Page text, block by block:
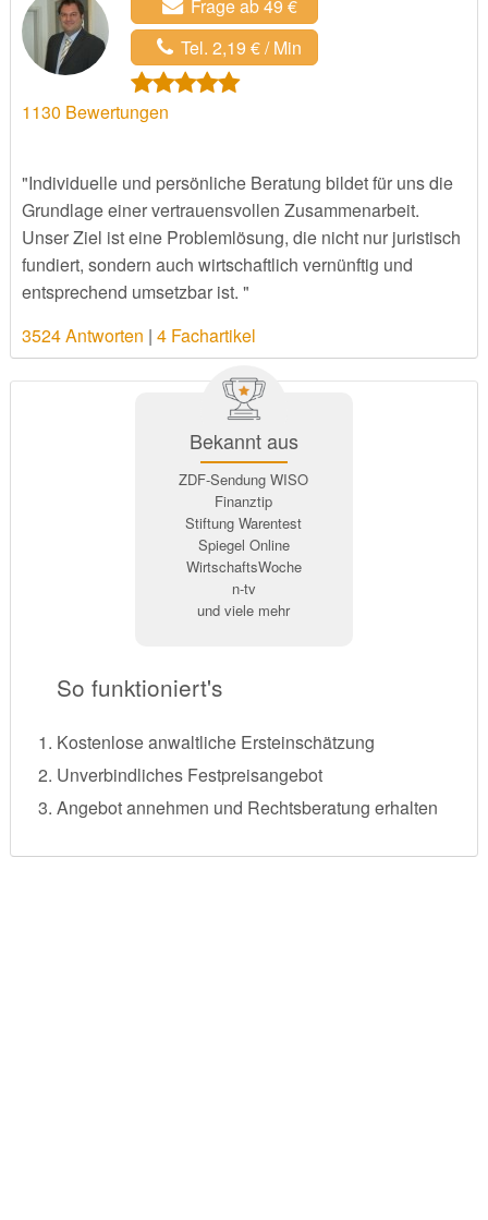
Frage ab 49 €
Tel. 2,19 € / Min
1130 Bewertungen
"Individuelle und persönliche Beratung bildet für uns die
Grundlage einer vertrauensvollen Zusammenarbeit.
Unser Ziel ist eine Problemlösung, die nicht nur juristisch
fundiert, sondern auch wirtschaftlich vernünftig und
entsprechend umsetzbar ist. "
3524 Antworten | 4 Fachartikel
Bekannt aus
ZDF-Sendung WISO
Finanztip
Stiftung Warentest
Spiegel Online
WirtschaftsWoche
n-tv
und viele mehr
So funktioniert's
Kostenlose anwaltliche Ersteinschätzung
Unverbindliches Festpreisangebot
Angebot annehmen und Rechtsberatung erhalten